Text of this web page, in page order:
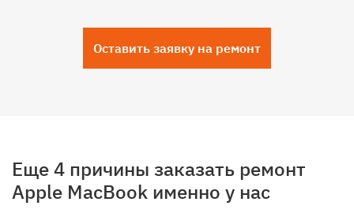
Оставить заявку на ремонт
Еще 4 причины заказать ремонт
Apple MacBook именно у нас